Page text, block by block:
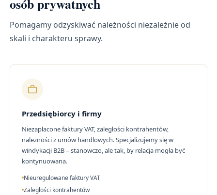
osób prywatnych
Pomagamy odzyskiwać należności niezależnie od
skali i charakteru sprawy.
Przedsiębiorcy i firmy
Niezapłacone faktury VAT, zaległości kontrahentów,
należności z umów handlowych. Specjalizujemy się w
windykacji B2B – stanowczo, ale tak, by relacja mogła być
kontynuowana.
Nieuregulowane faktury VAT
Zaległości kontrahentów